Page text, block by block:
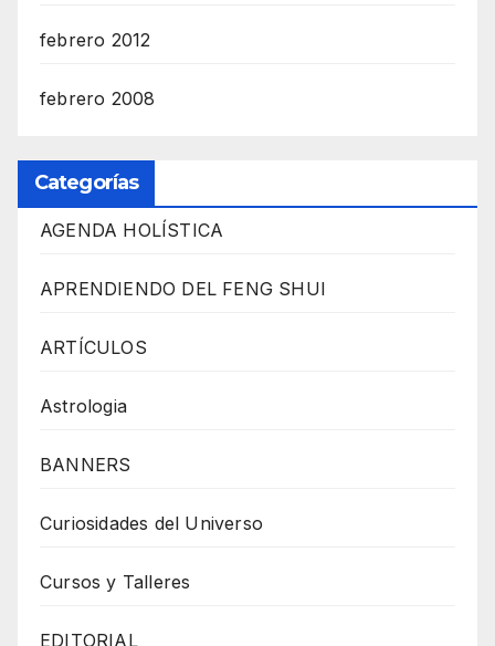
febrero 2012
febrero 2008
Categorías
AGENDA HOLÍSTICA
APRENDIENDO DEL FENG SHUI
ARTÍCULOS
Astrologia
BANNERS
Curiosidades del Universo
Cursos y Talleres
EDITORIAL